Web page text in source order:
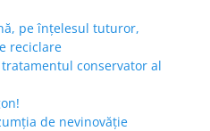
pe înțelesul tuturor,
reciclare
conservator al
de nevinovăție